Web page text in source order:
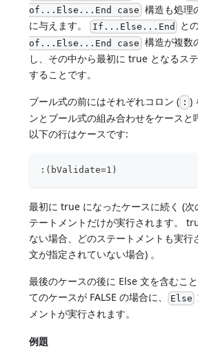
of...Else...End case 構造も処理
に与えます。 If...Else...End との
of...Else...End case 構造が複数
し、その中から最初に true となるス
することです。
ブール式の前にはそれぞれコロン ( : )
ンとブール式の組み合わせをケースと
以下の行はケースです:
:(bValidate=1)
最初に true になったケースに続く (次
テートメントだけが実行されます。
ない場合、どのステートメントも実行
文が指定されていない場合) 。
最後のケースの後に Else 文を含むこ
てのケースが FALSE の場合に、 Else
メントが実行されます。
例題